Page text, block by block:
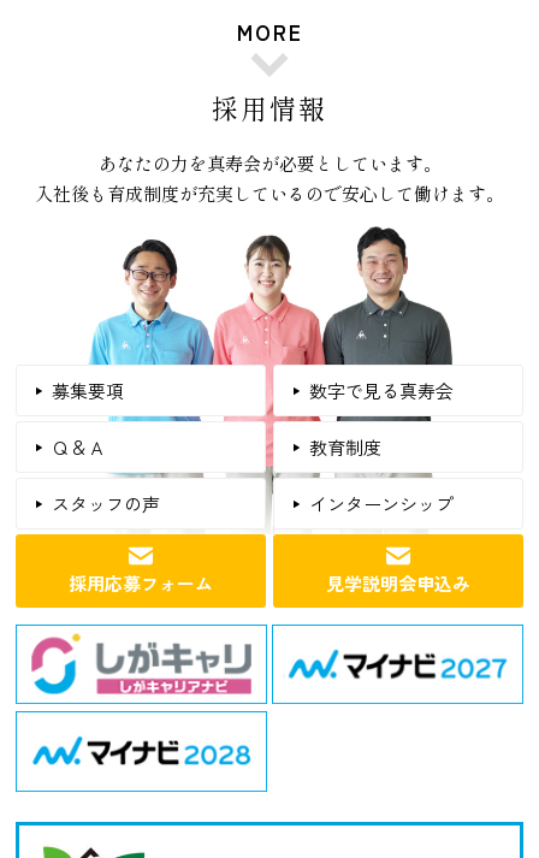
MORE
採用情報
あなたの力を真寿会が必要としています。
入社後も育成制度が充実しているので安心して働けます。
募集要項 数字で見る真寿会
Ｑ＆Ａ 教育制度
スタッフの声 インターンシップ
採用応募フォーム 見学説明会申込み